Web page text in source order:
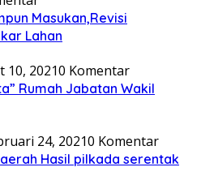
Masukan,Revisi
Lahan
10, 20210 Komentar
Rumah Jabatan Wakil
24, 20210 Komentar
Hasil pilkada serentak